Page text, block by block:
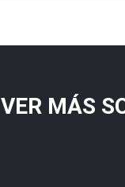
VER MÁS